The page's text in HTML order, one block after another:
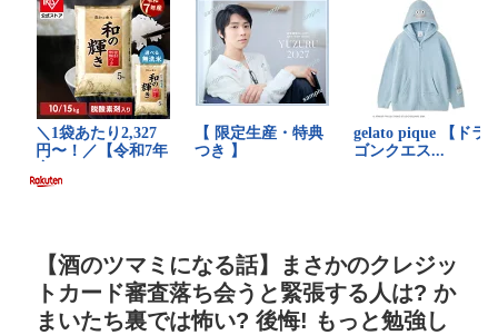
【酒のツマミになる話】まさかのクレジッ
トカード審査落ち会うと緊張する人は? か
まいたち裏では怖い? 後悔! もっと勉強し